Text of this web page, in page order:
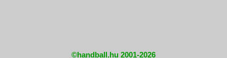
©handball.hu 2001-2026